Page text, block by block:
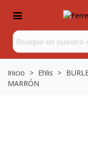
Inicio > Ehlis >
MARRÓN